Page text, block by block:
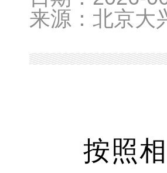
来源： 北京大
按照